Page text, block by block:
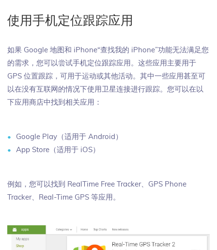
使用手机定位跟踪应用
如果 Google 地图和 iPhone“查找我的 iPhone”功能无法满足您
的需求，您可以尝试手机定位跟踪应用。这些应用主要用于
GPS 位置跟踪，可用于运动或其他活动。其中一些应用甚至可
以在没有互联网的情况下使用卫星连接进行跟踪。您可以在以
下应用商店中找到相关应用：
Google Play（适用于 Android）
App Store（适用于 iOS）
例如，您可以找到 RealTime Free Tracker、GPS Phone
Tracker、Real-Time GPS 等应用。